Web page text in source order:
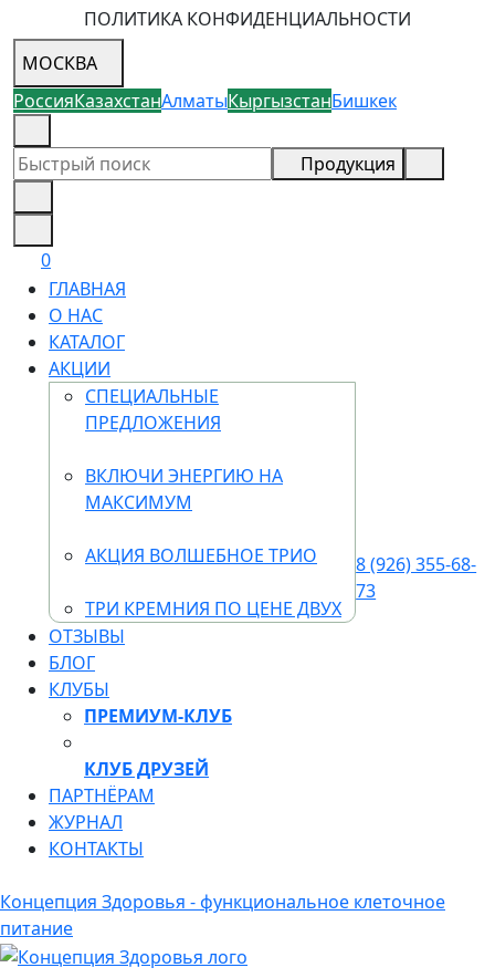
ПОЛИТИКА КОНФИДЕНЦИАЛЬНОСТИ
МОСКВА
РоссияКазахстанАлматыКыргызстанБишкек
Продукция
0
ГЛАВНАЯ
О НАС
КАТАЛОГ
АКЦИИ
СПЕЦИАЛЬНЫЕ
ПРЕДЛОЖЕНИЯ
ВКЛЮЧИ ЭНЕРГИЮ НА
МАКСИМУМ
АКЦИЯ ВОЛШЕБНОЕ ТРИО
ТРИ КРЕМНИЯ ПО ЦЕНЕ ДВУХ
ОТЗЫВЫ
БЛОГ
КЛУБЫ
ПРЕМИУМ-КЛУБ
КЛУБ ДРУЗЕЙ
ПАРТНЁРАМ
ЖУРНАЛ
КОНТАКТЫ
8 (926) 355-68-
73
Концепция Здоровья - функциональное клеточное
питание